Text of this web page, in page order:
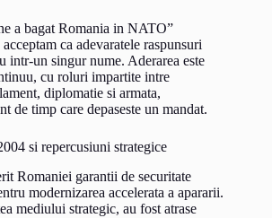
a bagat Romania in NATO”
ca adevaratele raspunsuri
intr-un singur nume. Aderarea este
cu roluri impartite intre
diplomatie si armata,
de timp care depaseste un mandat.
si repercusiuni strategice
Romaniei garantii de securitate
modernizarea accelerata a apararii.
mediului strategic, au fost atrase